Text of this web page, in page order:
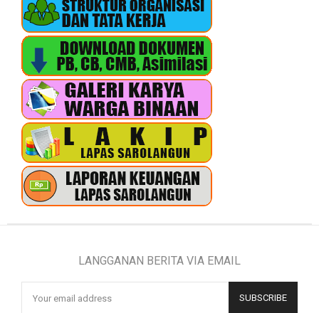
LANGGANAN BERITA VIA EMAIL